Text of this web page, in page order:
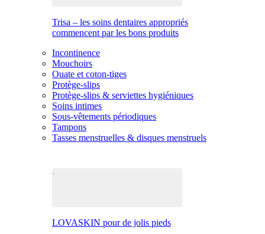
Trisa – les soins dentaires appropriés
commencent par les bons produits
Incontinence
Mouchoirs
Ouate et coton-tiges
Protège-slips
Protège-slips & serviettes hygiéniques
Soins intimes
Sous-vêtements périodiques
Tampons
Tasses menstruelles & disques menstruels
LOVASKIN pour de jolis pieds